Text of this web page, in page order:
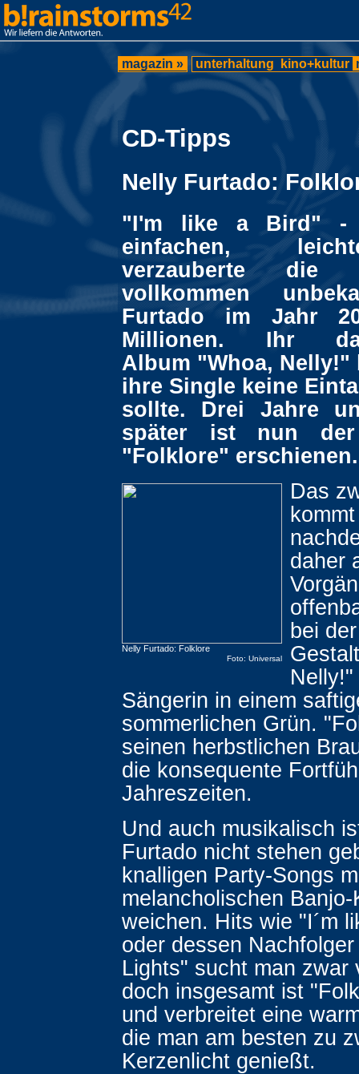
magazin » unterhaltung kino+kultur
CD-Tipps
Nelly Furtado:
"I'm like a Bird" -
einfachen,
verzauberte die
vollkommen
Furtado im Jahr
Millionen. Ihr
Album "Whoa, Nelly!"
ihre Single keine
sollte. Drei Jahre
später ist nun der
"Folklore" erschienen.
Nelly Furtado: Folklore
Foto: Universal
Das
kommt
daher
bei
Sängerin in einem
sommerlichen Grün.
seinen herbstlichen
die konsequente
Jahreszeiten.
Und auch musikalisch
Furtado nicht stehen
knalligen Party-Songs
melancholischen Banjo-
weichen. Hits wie "I´m
oder dessen
Lights" sucht man zwar
doch insgesamt ist
und verbreitet eine
die man am besten zu
Kerzenlicht genießt.